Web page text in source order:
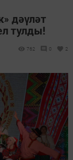
дәүләт
тулды!
762 0 2